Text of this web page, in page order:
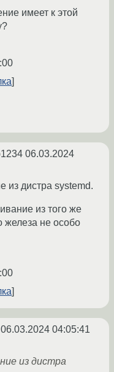
имеет к этой
06.03.2024
из дистра systemd.
из того же
железа не особо
06.03.2024 04:05:41
из дистра